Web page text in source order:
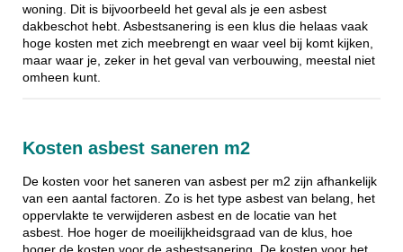
woning. Dit is bijvoorbeeld het geval als je een asbest
dakbeschot hebt. Asbestsanering is een klus die helaas vaak
hoge kosten met zich meebrengt en waar veel bij komt kijken,
maar waar je, zeker in het geval van verbouwing, meestal niet
omheen kunt.
Kosten asbest saneren m2
De kosten voor het saneren van asbest per m2 zijn afhankelijk
van een aantal factoren. Zo is het type asbest van belang, het
oppervlakte te verwijderen asbest en de locatie van het
asbest. Hoe hoger de moeilijkheidsgraad van de klus, hoe